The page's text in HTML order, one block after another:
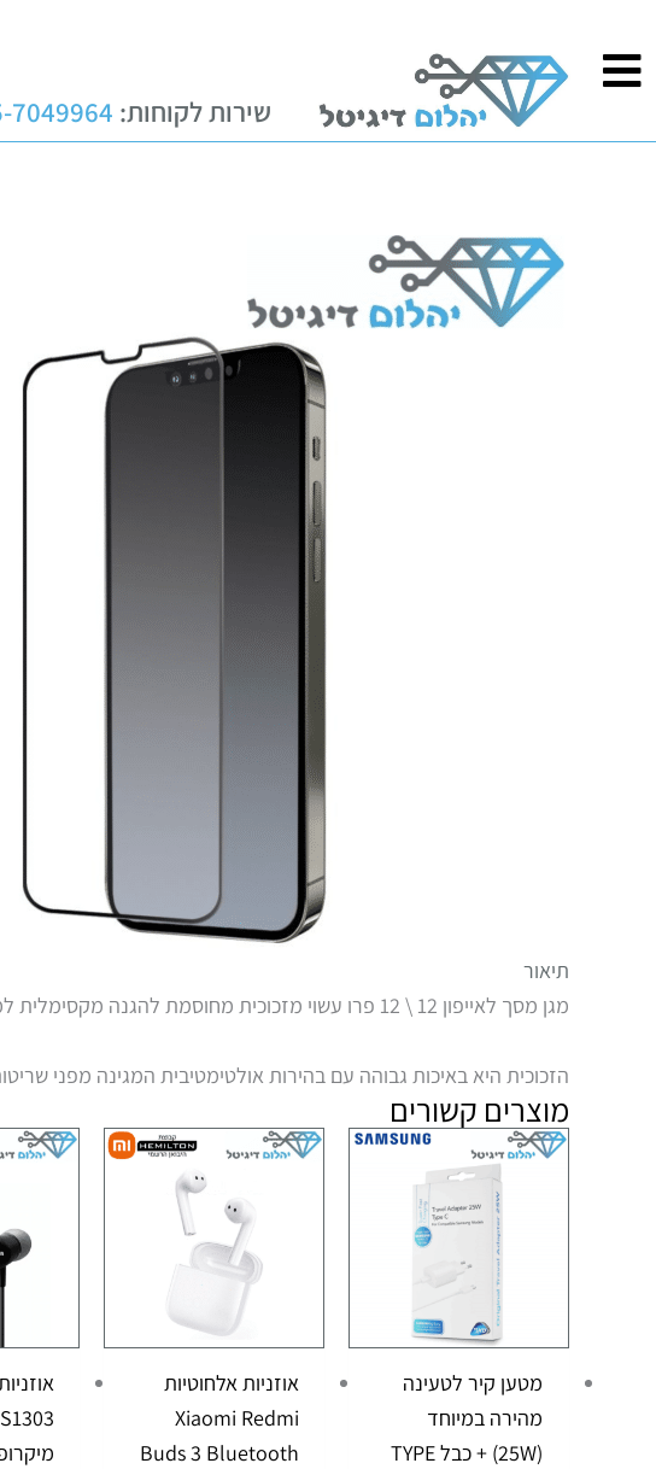
לתוכן
שירות לקוחות: 7049964
תיאור
מגן מסך לאייפון 12 \ 12 פרו עשוי מזכוכית מחוסמת להגנה מקסימלית למסך הסמארטפון שלכם.
הזכוכית היא באיכות גבוהה עם בהירות אולטימטיבית המגינה מפני
מוצרים קשורים
מטען קיר לטעינה
מהירה במיוחד
(25W) + כבל TYPE
אוזניות אלחוטיות
Xiaomi Redmi
Buds 3 Bluetooth